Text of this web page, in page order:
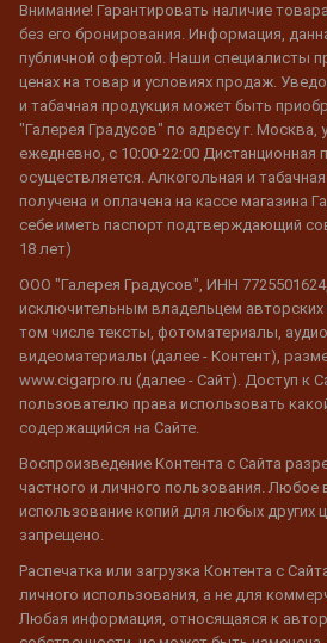
Внимание! Гарантировать наличие
без его бронирования. Информация,
публичной офертой. Наши специалисты
ценах на товар и условиях продаж.
и табачная продукция может быть
"Галерея Градусов" по адресу г. Москва,
ежедневно, с 10:00-22:00 Дистанционная
осуществляется. Алкогольная и
получена и оплачена на кассе магазина
себе иметь паспорт подтверждающий
18 лет)
ООО "Галерея Градусов", ИНН
исключительным владельцем
том числе тексты, фотоматериалы,
видеоматериалы (далее - Контент),
www.cigarpro.ru (далее - Сайт). Доступ к
пользователю права использовать
содержащийся на Сайте.
Воспроизведение Контента с Сайта
частного и личного пользования. Любое
использование копий для любых других
запрещено.
Распечатка или загрузка Контента с
личного использования, а не для
Любая информация, относящаяся к